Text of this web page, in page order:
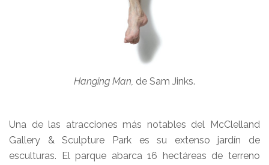
Hanging Man, de Sam Jinks.
Una de las atracciones más notables del McClelland
Gallery & Sculpture Park es su extenso jardín de
esculturas. El parque abarca 16 hectáreas de terreno